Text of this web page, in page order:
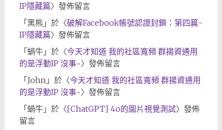
IP隱藏篇〉發佈留言
「黑熊 」於〈破解Facebook帳號認證封鎖：第四篇-
IP隱藏篇〉發佈留言
「蝸牛」於〈今天才知道 我的社區寬頻 群揚資通用
的是浮動IP 沒事~〉發佈留言
「John 」於〈今天才知道 我的社區寬頻 群揚資通用
的是浮動IP 沒事~〉發佈留言
「蝸牛」於〈[ChatGPT] 4o的圖片視覺測試〉發佈
留言